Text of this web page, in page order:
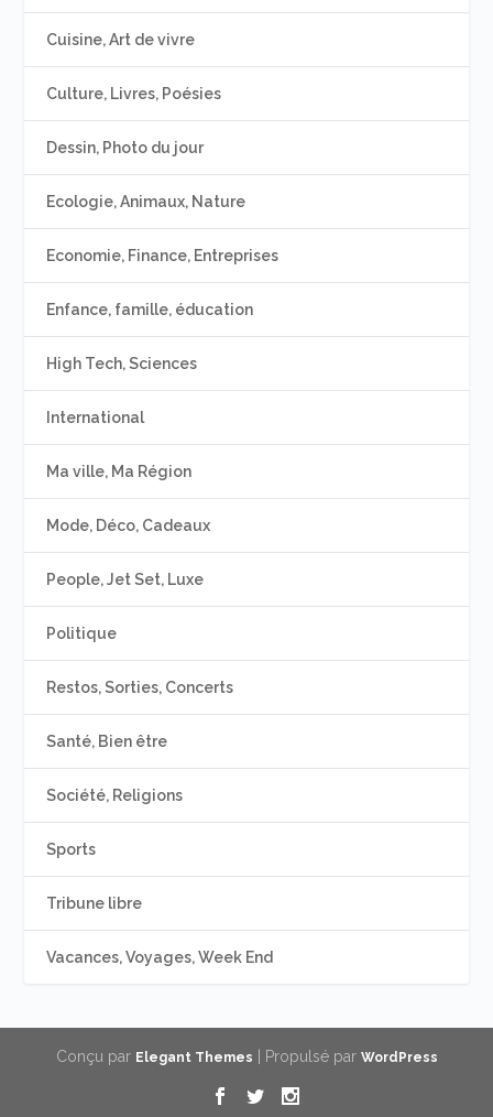
Cuisine, Art de vivre
Culture, Livres, Poésies
Dessin, Photo du jour
Ecologie, Animaux, Nature
Economie, Finance, Entreprises
Enfance, famille, éducation
High Tech, Sciences
International
Ma ville, Ma Région
Mode, Déco, Cadeaux
People, Jet Set, Luxe
Politique
Restos, Sorties, Concerts
Santé, Bien être
Société, Religions
Sports
Tribune libre
Vacances, Voyages, Week End
Conçu par Elegant Themes | Propulsé par WordPress